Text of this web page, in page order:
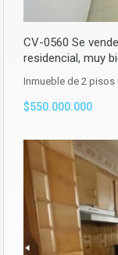
CV-0560 Se
residencial, muy
Inmueble de 2
$550.000.000